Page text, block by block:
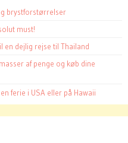
brystforstørrelser
must!
en dejlig rejse til Thailand
af penge og køb dine
ferie i USA eller på Hawaii